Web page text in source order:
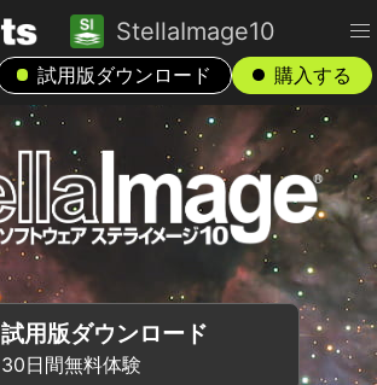
StellaImage10
試用版ダウンロード 購入する
試用版ダウンロード
30日間無料体験